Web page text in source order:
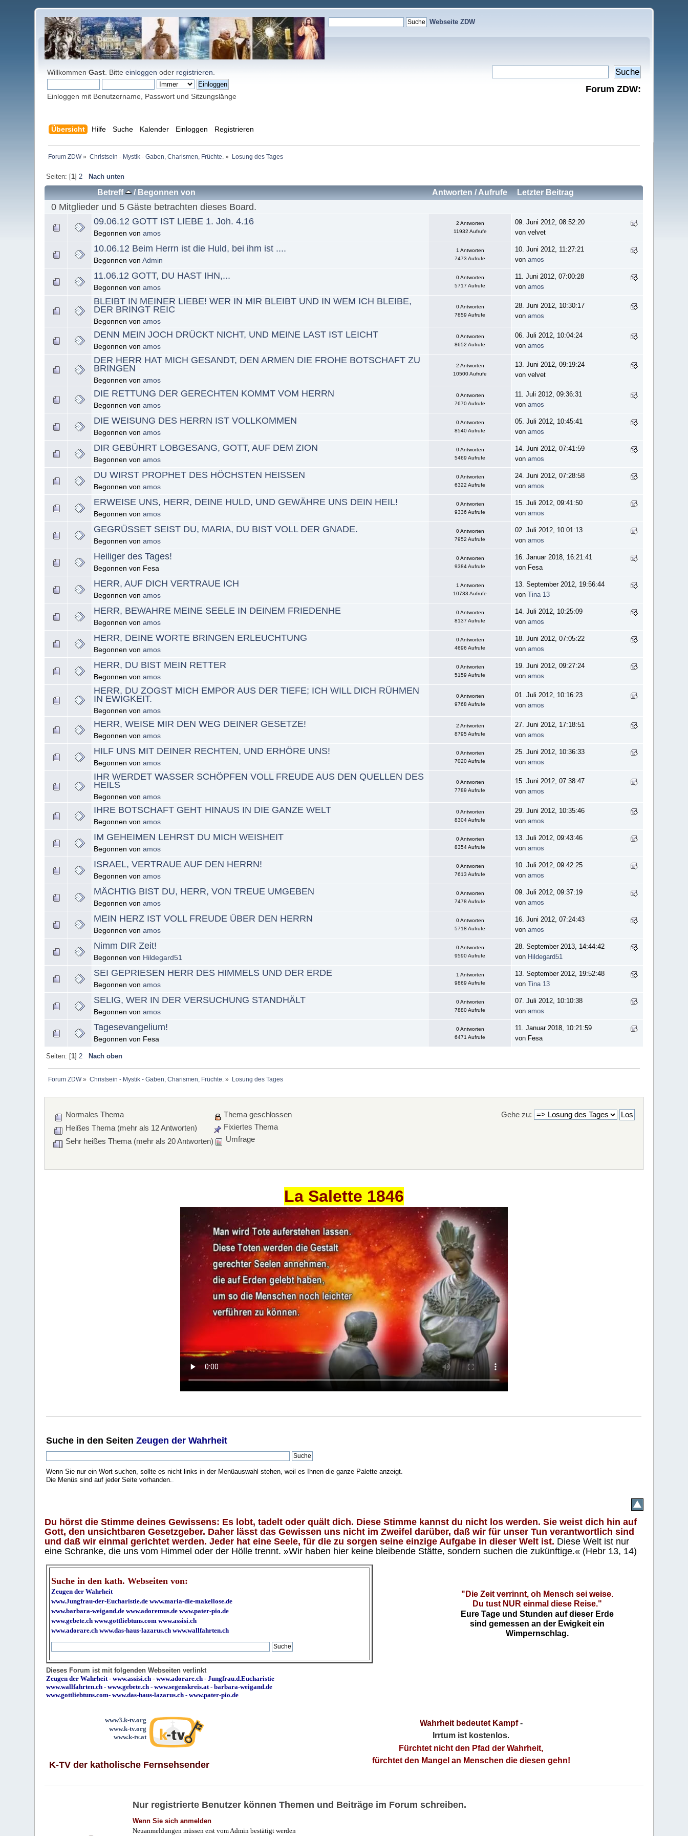
Webseite ZDW
WillkommenGast . Bitteeinloggen oder registrieren
Einloggen mit Benutzername, Passwort und Sitzungslänge
Forum ZDW:
Übersicht Hilfe Suche Kalender Einloggen Registrieren
Forum ZDW» Christsein - Mystik - Gaben, Charismen, Früchte.» Losung des Tages
Seiten: [1] 2 Nach unten
Betreff / Begonnen von Antworten /Aufrufe Letzter Beitrag
0 Mitglieder und 5 Gäste betrachten dieses Board.
09.06.12 GOTT IST LIEBE 1. Joh. 4.16
Begonnen vonamos
2 Antworten
11932 Aufrufe
09. Juni 2012, 08:52:20
von velvet
10.06.12 Beim Herrn ist die Huld, bei ihm ist ....
Begonnen vonAdmin
1 Antworten
7473 Aufrufe
10. Juni 2012, 11:27:21
vonamos
11.06.12 GOTT, DU HAST IHN,...
Begonnen vonamos
0 Antworten
5717 Aufrufe
11. Juni 2012, 07:00:28
vonamos
BLEIBT IN MEINER LIEBE! WER IN MIR BLEIBT UND IN WEM ICH BLEIBE,
DER BRINGT REIC
Begonnen vonamos
0 Antworten
7859 Aufrufe
28. Juni 2012, 10:30:17
vonamos
DENN MEIN JOCH DRÜCKT NICHT, UND MEINE LAST IST LEICHT
Begonnen vonamos
0 Antworten
8652 Aufrufe
06. Juli 2012, 10:04:24
vonamos
DER HERR HAT MICH GESANDT, DEN ARMEN DIE FROHE BOTSCHAFT ZU
BRINGEN
Begonnen vonamos
2 Antworten
10500 Aufrufe
13. Juni 2012, 09:19:24
von velvet
DIE RETTUNG DER GERECHTEN KOMMT VOM HERRN
Begonnen vonamos
0 Antworten
7670 Aufrufe
11. Juli 2012, 09:36:31
vonamos
DIE WEISUNG DES HERRN IST VOLLKOMMEN
Begonnen vonamos
0 Antworten
8540 Aufrufe
05. Juli 2012, 10:45:41
vonamos
DIR GEBÜHRT LOBGESANG, GOTT, AUF DEM ZION
Begonnen vonamos
0 Antworten
5469 Aufrufe
14. Juni 2012, 07:41:59
vonamos
DU WIRST PROPHET DES HÖCHSTEN HEISSEN
Begonnen vonamos
0 Antworten
6322 Aufrufe
24. Juni 2012, 07:28:58
vonamos
ERWEISE UNS, HERR, DEINE HULD, UND GEWÄHRE UNS DEIN HEIL!
Begonnen vonamos
0 Antworten
9336 Aufrufe
15. Juli 2012, 09:41:50
vonamos
GEGRÜSSET SEIST DU, MARIA, DU BIST VOLL DER GNADE.
Begonnen vonamos
0 Antworten
7952 Aufrufe
02. Juli 2012, 10:01:13
vonamos
Heiliger des Tages!
Begonnen von Fesa
0 Antworten
9384 Aufrufe
16. Januar 2018, 16:21:41
von Fesa
HERR, AUF DICH VERTRAUE ICH
Begonnen vonamos
1 Antworten
10733 Aufrufe
13. September 2012, 19:56:44
vonTina 13
HERR, BEWAHRE MEINE SEELE IN DEINEM FRIEDENHE
Begonnen vonamos
0 Antworten
8137 Aufrufe
14. Juli 2012, 10:25:09
vonamos
HERR, DEINE WORTE BRINGEN ERLEUCHTUNG
Begonnen vonamos
0 Antworten
4696 Aufrufe
18. Juni 2012, 07:05:22
vonamos
HERR, DU BIST MEIN RETTER
Begonnen vonamos
0 Antworten
5159 Aufrufe
19. Juni 2012, 09:27:24
vonamos
HERR, DU ZOGST MICH EMPOR AUS DER TIEFE; ICH WILL DICH RÜHMEN
IN EWIGKEIT.
Begonnen vonamos
0 Antworten
9768 Aufrufe
01. Juli 2012, 10:16:23
vonamos
HERR, WEISE MIR DEN WEG DEINER GESETZE!
Begonnen vonamos
2 Antworten
8795 Aufrufe
27. Juni 2012, 17:18:51
vonamos
HILF UNS MIT DEINER RECHTEN, UND ERHÖRE UNS!
Begonnen vonamos
0 Antworten
7020 Aufrufe
25. Juni 2012, 10:36:33
vonamos
IHR WERDET WASSER SCHÖPFEN VOLL FREUDE AUS DEN QUELLEN DES
HEILS
Begonnen vonamos
0 Antworten
7789 Aufrufe
15. Juni 2012, 07:38:47
vonamos
IHRE BOTSCHAFT GEHT HINAUS IN DIE GANZE WELT
Begonnen vonamos
0 Antworten
8304 Aufrufe
29. Juni 2012, 10:35:46
vonamos
IM GEHEIMEN LEHRST DU MICH WEISHEIT
Begonnen vonamos
0 Antworten
8354 Aufrufe
13. Juli 2012, 09:43:46
vonamos
ISRAEL, VERTRAUE AUF DEN HERRN!
Begonnen vonamos
0 Antworten
7613 Aufrufe
10. Juli 2012, 09:42:25
vonamos
MÄCHTIG BIST DU, HERR, VON TREUE UMGEBEN
Begonnen vonamos
0 Antworten
7478 Aufrufe
09. Juli 2012, 09:37:19
vonamos
MEIN HERZ IST VOLL FREUDE ÜBER DEN HERRN
Begonnen vonamos
0 Antworten
5718 Aufrufe
16. Juni 2012, 07:24:43
vonamos
Nimm DIR Zeit!
Begonnen von Hildegard51
0 Antworten
9590 Aufrufe
28. September 2013, 14:44:42
von Hildegard51
SEI GEPRIESEN HERR DES HIMMELS UND DER ERDE
Begonnen vonamos
1 Antworten
9869 Aufrufe
13. September 2012, 19:52:48
vonTina 13
SELIG, WER IN DER VERSUCHUNG STANDHÄLT
Begonnen vonamos
0 Antworten
7880 Aufrufe
07. Juli 2012, 10:10:38
vonamos
Tagesevangelium!
Begonnen von Fesa
0 Antworten
6471 Aufrufe
11. Januar 2018, 10:21:59
von Fesa
Seiten: [1] 2 Nach oben
Forum ZDW» Christsein - Mystik - Gaben, Charismen, Früchte.» Losung des Tages
Gehe zu:
Normales Thema
Heißes Thema (mehr als 12 Antworten)
Sehr heißes Thema (mehr als 20 Antworten)
Thema geschlossen
Fixiertes Thema
Umfrage
La Salette 1846
Suche in den SeitenZeugen der Wahrheit
Wenn Sie nur ein Wort suchen, sollte es nicht links in der Menüauswahl stehen, weil es Ihnen die ganze Palette anzeigt.
Die Menüs sind auf jeder Seite vorhanden.
Du hörst die Stimme deines Gewissens: Es lobt, tadelt oder quält dich. Diese Stimme kannst du nicht los werden. Sie weist dich hin auf
Gott, den unsichtbaren Gesetzgeber. Daher lässt das Gewissen uns nicht im Zweifel darüber, daß wir für unser Tun verantwortlich sind
und daß wir einmal gerichtet werden. Jeder hat eine Seele, für die zu sorgen seine einzige Aufgabe in dieser Welt ist. Diese Welt ist nur
eine Schranke, die uns vom Himmel oder der Hölle trennt. »Wir haben hier keine bleibende Stätte, sondern suchen die zukünftige.« (Hebr 13, 14)
Suche in den kath. Webseiten von:
Zeugen der Wahrheit
www.Jungfrau-der-Eucharistie.de www.maria-die-makellose.de
www.barbara-weigand.de www.adoremus.de www.pater-pio.de
www.gebete.ch www.gottliebtuns.com www.assisi.ch
www.adorare.ch www.das-haus-lazarus.ch www.wallfahrten.ch
"Die Zeit verrinnt, oh Mensch sei weise.
Du tust NUR einmal diese Reise."
Eure Tage und Stunden auf dieser Erde
sind gemessen an der Ewigkeit ein
Wimpernschlag.
Dieses Forum ist mit folgenden Webseiten verlinkt
Zeugen der Wahrheit -www.assisi.ch -www.adorare.ch -Jungfrau.d.Eucharistie
www.wallfahrten.ch -www.gebete.ch -www.segenskreis.at -barbara-weigand.de
www.gottliebtuns.com-www.das-haus-lazarus.ch - www.pater-pio.de
www3.k-tv.org
www.k-tv.org
www.k-tv.at
K-TV der katholische Fernsehsender
Wahrheit bedeutet Kampf-
Irrtum ist kostenlos.
Fürchtet nicht den Pfad der Wahrheit,
fürchtet den Mangel an Menschen die diesen gehn!
Nur registrierte Benutzer können Themen und Beiträge im Forum schreiben.
Wenn Sie sich anmelden
Neuanmeldungen müssen erst vom Admin bestätigt werden